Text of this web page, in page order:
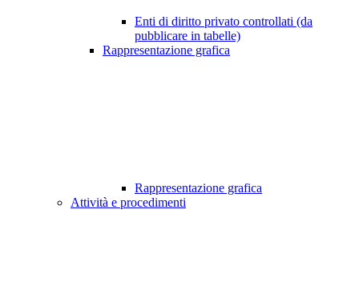
Enti di diritto privato controllati (da
pubblicare in tabelle)
Rappresentazione grafica
Rappresentazione grafica
Attività e procedimenti